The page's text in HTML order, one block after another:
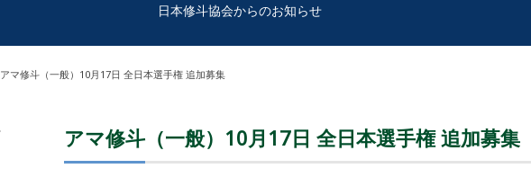
日本修斗協会からのお知らせ
アマ修斗（一般）10月17日 全日本選手権 追加募集
アマ修斗（一般）10月17日 全日本選手権 追加募集